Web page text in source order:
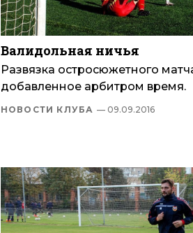
Валидольная ничья
Развязка остросюжетного
добавленное арбитром время.
НОВОСТИ КЛУБА — 09.09.2016